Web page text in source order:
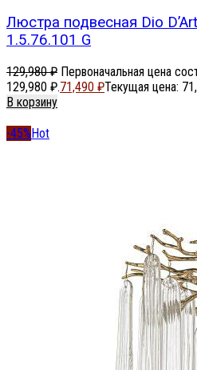
Люстра подвесная Dio
1.5.76.101 G
129,980₽ Первоначальная цена
129,980 ₽.71,490 ₽Текущая цена:
В корзину
-45%Hot